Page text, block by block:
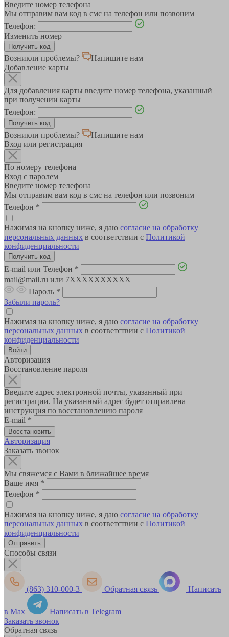
Введите номер телефона
Мы отправим вам код в смс на телефон или позвоним
Телефон:
Изменить номер
Возникли проблемы?
Напишите нам
Добавление карты
Для добавления карты введите номер телефона, указанный
при получении карты
Телефон:
Возникли проблемы?
Напишите нам
Вход или регистрация
По номеру телефона
Вход с паролем
Введите номер телефона
Мы отправим вам код в смс на телефон или позвоним
Телефон *
Нажимая на кнопку ниже, я даю согласие на обработку
персональных данных в соответствии с Политикой
конфиденциальности
E-mail или Телефон *
mail@mail.ru или 7XXXXXXXXXX
Пароль *
Забыли пароль?
Нажимая на кнопку ниже, я даю согласие на обработку
персональных данных в соответствии с Политикой
конфиденциальности
Авторизация
Восстановление пароля
Введите адрес электронной почты, указанный при
регистрации. На указанный адрес будет отправлена
инструкция по восстановлению пароля
E-mail *
Авторизация
Заказать звонок
Мы свяжемся с Вами в ближайшее время
Ваше имя *
Телефон *
Нажимая на кнопку ниже, я даю согласие на обработку
персональных данных в соответствии с Политикой
конфиденциальности
Способы связи
(863) 310-000-3 Обратная связь Написать
в Max
Написать в Telegram
Заказать звонок
Обратная связь